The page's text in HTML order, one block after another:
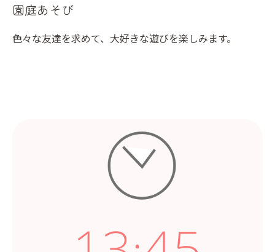
園庭あそび
色々な友達を求めて、大好きな遊びを楽しみます。